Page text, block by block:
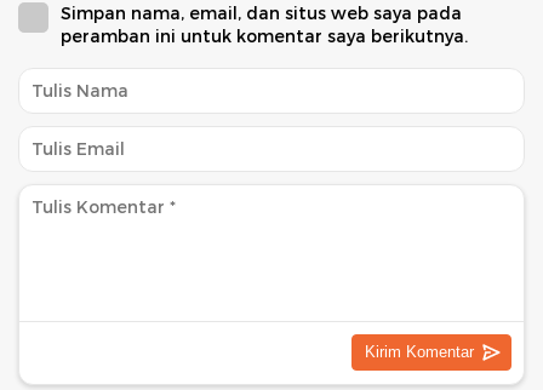
Simpan nama, email, dan situs web saya pada
peramban ini untuk komentar saya berikutnya.